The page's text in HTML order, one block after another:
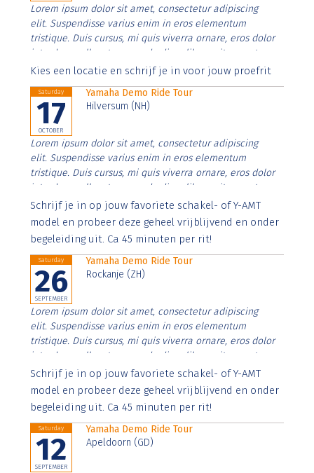
Lorem ipsum dolor sit amet, consectetur adipiscing
elit. Suspendisse varius enim in eros elementum
tristique. Duis cursus, mi quis viverra ornare, eros dolor
interdum nulla, ut commodo diam libero vitae erat.
Aenean faucibus nibh et justo cursus id rutrum lorem
Kies een locatie en schrijf je in voor jouw proefrit
Saturday
17
OCTOBER
Yamaha Demo Ride Tour
Hilversum (NH)
Lorem ipsum dolor sit amet, consectetur adipiscing
elit. Suspendisse varius enim in eros elementum
tristique. Duis cursus, mi quis viverra ornare, eros dolor
interdum nulla, ut commodo diam libero vitae erat.
Aenean faucibus nibh et justo cursus id rutrum lorem
imperdiet. Nunc ut sem vitae risus tristique posuere.
Schrijf je in op jouw favoriete schakel- of Y-AMT
model en probeer deze geheel vrijblijvend en onder
begeleiding uit. Ca 45 minuten per rit!
Saturday
26
SEPTEMBER
Yamaha Demo Ride Tour
Rockanje (ZH)
Lorem ipsum dolor sit amet, consectetur adipiscing
elit. Suspendisse varius enim in eros elementum
tristique. Duis cursus, mi quis viverra ornare, eros dolor
interdum nulla, ut commodo diam libero vitae erat.
Aenean faucibus nibh et justo cursus id rutrum lorem
imperdiet. Nunc ut sem vitae risus tristique posuere.
Schrijf je in op jouw favoriete schakel- of Y-AMT
model en probeer deze geheel vrijblijvend en onder
begeleiding uit. Ca 45 minuten per rit!
Saturday
12
SEPTEMBER
Yamaha Demo Ride Tour
Apeldoorn (GD)